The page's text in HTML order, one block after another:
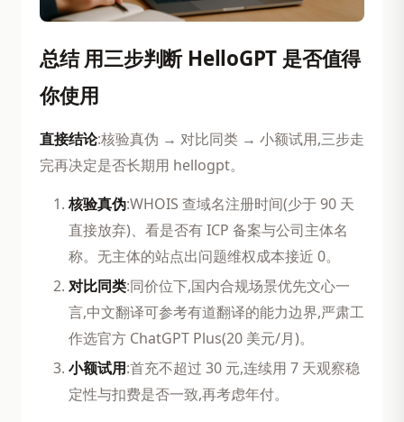
总结 用三步判断 HelloGPT 是否值得
你使用
直接结论:核验真伪 → 对比同类 → 小额试用,三步走
完再决定是否长期用 hellogpt。
核验真伪:WHOIS 查域名注册时间(少于 90 天
直接放弃)、看是否有 ICP 备案与公司主体名
称。无主体的站点出问题维权成本接近 0。
对比同类:同价位下,国内合规场景优先文心一
言,中文翻译可参考有道翻译的能力边界,严肃工
作选官方 ChatGPT Plus(20 美元/月)。
小额试用:首充不超过 30 元,连续用 7 天观察稳
定性与扣费是否一致,再考虑年付。